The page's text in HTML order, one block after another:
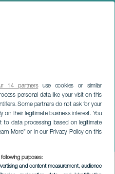
14 partnersuse cookies or similar
personal data like your visit on this
Some partners do not ask for your
their legitimate business interest. You
to data processing based on legitimate
More” or in our Privacy Policy on this
purposes:
and content measurement, audience
protegidos